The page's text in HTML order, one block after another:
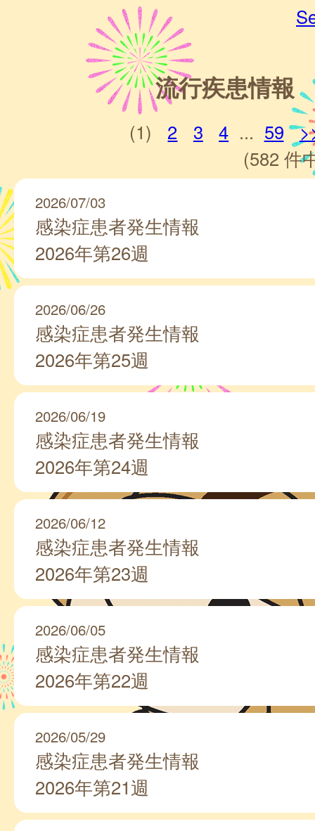
流行疾患情報
(1) 2 3 4 ... 59
(582 件
2026/07/03
感染症患者発生情報
2026年第26週
2026/06/26
感染症患者発生情報
2026年第25週
2026/06/19
感染症患者発生情報
2026年第24週
2026/06/12
感染症患者発生情報
2026年第23週
2026/06/05
感染症患者発生情報
2026年第22週
2026/05/29
感染症患者発生情報
2026年第21週